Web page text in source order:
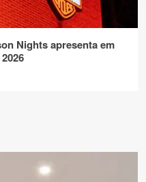
Nights apresenta em